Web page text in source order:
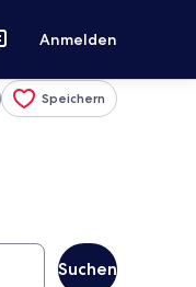
Anmelden
Speichern
Suchen